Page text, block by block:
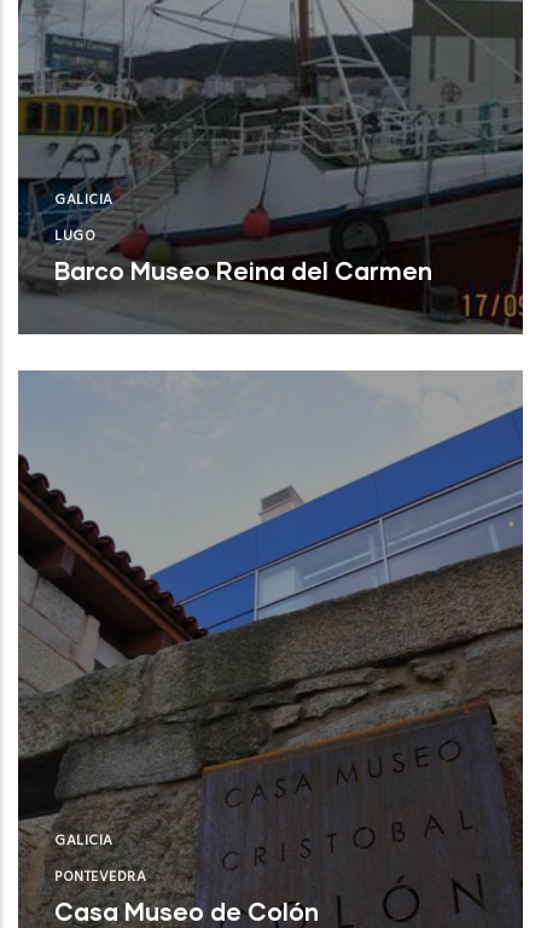
GALICIA
LUGO
Barco Museo Reina del Carmen
Burela (Lugo)
GALICIA
PONTEVEDRA
Casa Museo de Colón